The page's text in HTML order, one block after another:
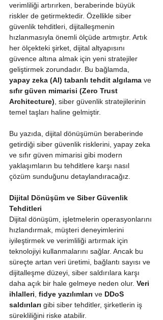
verimliliği artırırken, beraberinde büyük
riskler de getirmektedir. Özellikle siber
güvenlik tehditleri, dijitalleşmenin
hızlanmasıyla önemli ölçüde artmıştır. Artık
her ölçekteki şirket, dijital altyapısını
güvence altına almak için yeni stratejiler
geliştirmek zorundadır. Bu bağlamda,
yapay zeka (AI) tabanlı tehdit algılama ve
sıfır güven mimarisi (Zero Trust
Architecture) , siber güvenlik stratejilerinin
temel taşları haline gelmiştir.
Bu yazıda, dijital dönüşümün beraberinde
getirdiği siber güvenlik risklerini, yapay zeka
ve sıfır güven mimarisi gibi modern
yaklaşımların bu tehditlere karşı nasıl
çözüm sunduğunu detaylandıracağız.
Dijital Dönüşüm ve Siber Güvenlik
Tehditleri
Dijital dönüşüm, işletmelerin operasyonlarını
hızlandırmak, müşteri deneyimlerini
iyileştirmek ve verimliliği artırmak için
teknolojiyi kullanmalarını sağlar. Ancak bu
süreçte artan veri üretimi, bağlantı sayısı ve
dijitalleşme düzeyi, siber saldırılara karşı
daha açık bir hale gelmeye neden olur. Veri
ihlalleri fidye yazılımları ve DDoS
saldırıları gibi siber tehditler, şirketlerin iş
sürekliliğini riske atabilir.